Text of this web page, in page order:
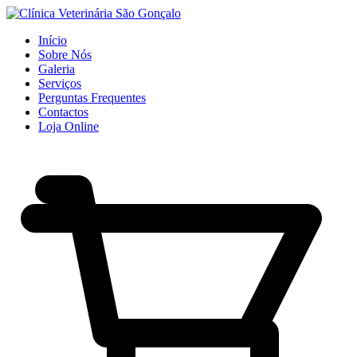
Início
Sobre Nós
Galeria
Serviços
Perguntas Frequentes
Contactos
Loja Online